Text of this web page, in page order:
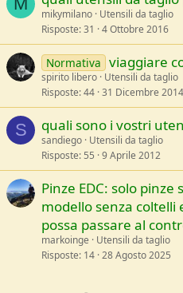
mikymilano Utensili da taglio
Risposte 31 4 Ottobre 2016
Normativa viaggiare
spirito libero Utensili da taglio
Risposte 44 31 Dicembre 2014
S quali sono i vostri
sandiego Utensili da taglio
Risposte 55 9 Aprile 2012
Pinze EDC: solo
modello senza
possa passare al
markoinge
Utensili da taglio
Risposte 14 28 Agosto 2025